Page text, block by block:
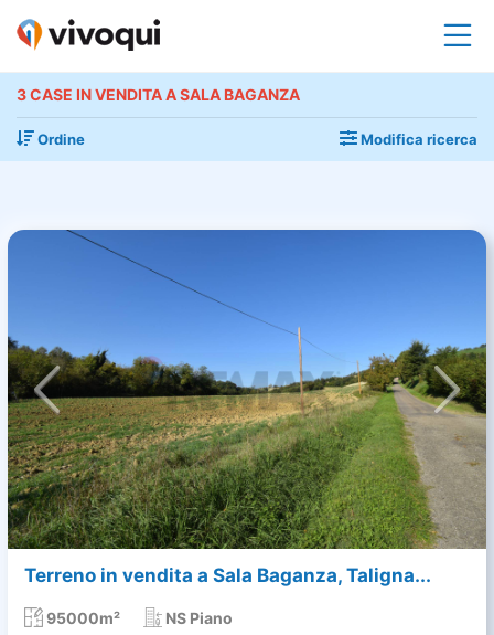
3 CASE IN VENDITA A SALA BAGANZA
Ordine Modifica ricerca
Terreno in vendita a Sala Baganza, Taligna...
95000m² NS Piano